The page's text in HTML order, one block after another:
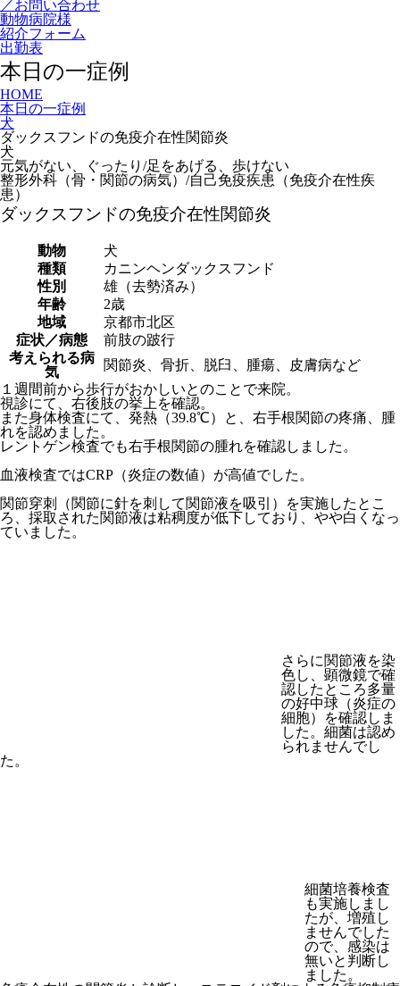
／お問い合わせ
動物病院様
紹介フォーム
出勤表
本日の一症例
HOME
本日の一症例
犬
ダックスフンドの免疫介在性関節炎
犬
元気がない、ぐったり/足をあげる、歩けない
整形外科（骨・関節の病気）/自己免疫疾患（免疫介在性疾
患）
ダックスフンドの免疫介在性関節炎
動物
犬
種類
カニンヘンダックスフンド
性別
雄（去勢済み）
年齢
2歳
地域
京都市北区
症状／病態
前肢の跛行
考えられる病
気
関節炎、骨折、脱臼、腫瘍、皮膚病など
１週間前から歩行がおかしいとのことで来院。
視診にて、右後肢の挙上を確認。
また身体検査にて、発熱（39.8℃）と、右手根関節の疼痛、腫
れを認めました。
レントゲン検査でも右手根関節の腫れを確認しました。
血液検査ではCRP（炎症の数値）が高値でした。
関節穿刺（関節に針を刺して関節液を吸引）を実施したとこ
ろ、採取された関節液は粘稠度が低下しており、やや白くなっ
ていました。
さらに関節液を染
色し、顕微鏡で確
認したところ多量
の好中球（炎症の
細胞）を確認しま
した。細菌は認め
られませんでし
た。
細菌培養検査
も実施しまし
たが、増殖し
ませんでした
ので、感染は
無いと判断し
ました。